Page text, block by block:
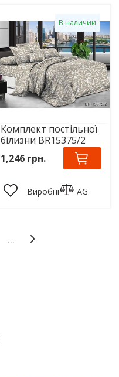
В наличии
Комплект постільної
білизни BR15375/2
1,246 грн.
Виробник: TAG
...